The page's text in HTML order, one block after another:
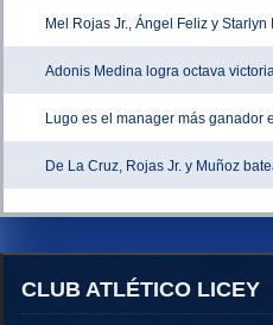
Mel Rojas Jr., Ángel Feliz y
Adonis Medina logra octava
Lugo es el manager más ganador
De La Cruz, Rojas Jr. y Muñoz
CLUB ATLÉTICO LICEY